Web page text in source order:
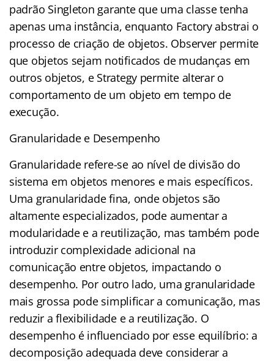
padrão Singleton garante que uma classe tenha
apenas uma instância, enquanto Factory abstrai o
processo de criação de objetos. Observer permite
que objetos sejam notificados de mudanças em
outros objetos, e Strategy permite alterar o
comportamento de um objeto em tempo de
execução.
Granularidade e Desempenho
Granularidade refere-se ao nível de divisão do
sistema em objetos menores e mais específicos.
Uma granularidade fina, onde objetos são
altamente especializados, pode aumentar a
modularidade e a reutilização, mas também pode
introduzir complexidade adicional na
comunicação entre objetos, impactando o
desempenho. Por outro lado, uma granularidade
mais grossa pode simplificar a comunicação, mas
reduzir a flexibilidade e a reutilização. O
desempenho é influenciado por esse equilíbrio: a
decomposição adequada deve considerar a